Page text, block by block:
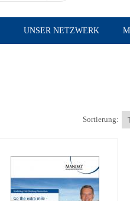
UNSER NETZWERK
Sortierung: